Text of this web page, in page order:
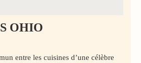
OHIO
entre les cuisines d’une célèbre